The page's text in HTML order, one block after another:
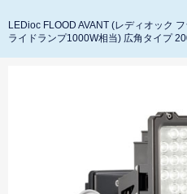
LEDioc FLOOD AVANT (レディオック
ライドランプ1000W相当) 広角タイプ